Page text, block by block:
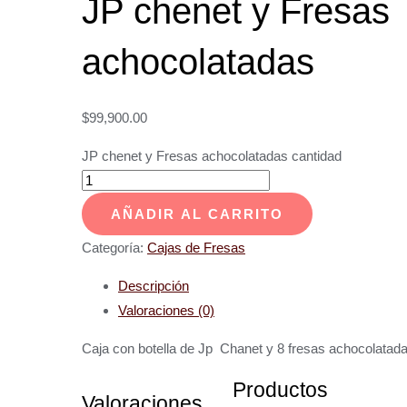
JP chenet y Fresas
achocolatadas
$99,900.00
JP chenet y Fresas achocolatadas cantidad
AÑADIR AL CARRITO
Categoría: Cajas de Fresas
Descripción
Valoraciones (0)
Caja con botella de Jp Chanet y 8 fresas
Productos